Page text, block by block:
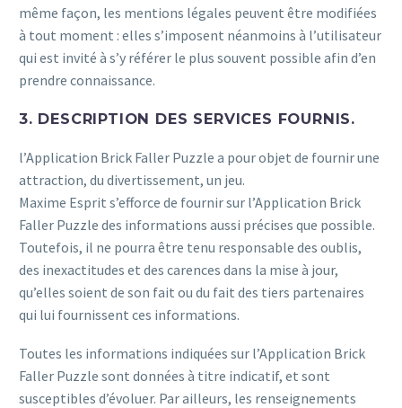
même façon, les mentions légales peuvent être modifiées
à tout moment : elles s’imposent néanmoins à l’utilisateur
qui est invité à s’y référer le plus souvent possible afin d’en
prendre connaissance.
3. DESCRIPTION DES SERVICES FOURNIS.
l’Application Brick Faller Puzzle a pour objet de fournir une
attraction, du divertissement, un jeu.
Maxime Esprit s’efforce de fournir sur l’Application Brick
Faller Puzzle des informations aussi précises que possible.
Toutefois, il ne pourra être tenu responsable des oublis,
des inexactitudes et des carences dans la mise à jour,
qu’elles soient de son fait ou du fait des tiers partenaires
qui lui fournissent ces informations.
Toutes les informations indiquées sur l’Application Brick
Faller Puzzle sont données à titre indicatif, et sont
susceptibles d’évoluer. Par ailleurs, les renseignements